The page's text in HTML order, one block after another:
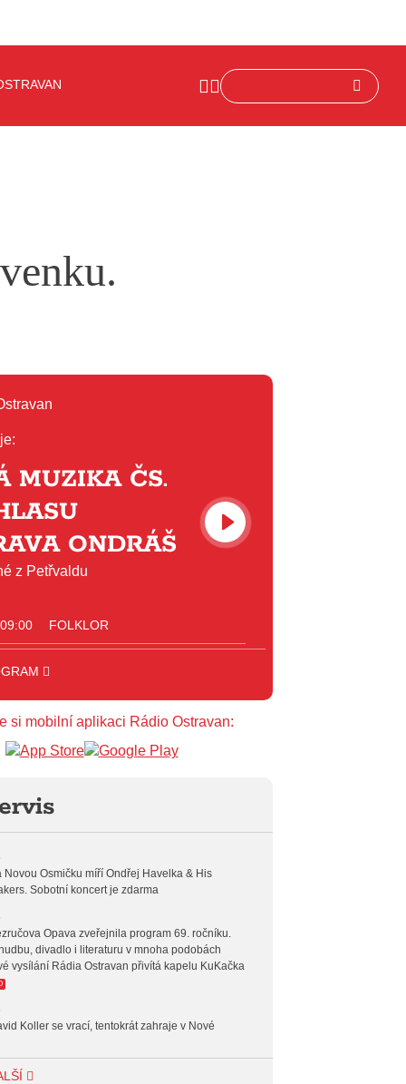
MUZIKA ČS.
ONDRÁŠ
z Petřvaldu
FOLKLOR
HITPARÁDA
HODINA S VĚRKOU
FOLK
POTICHU
si mobilní aplikaci Rádio Ostravan:
Novou Osmičku míří Ondřej Havelka & His
Sobotní koncert je zdarma
Opava zveřejnila program 69. ročníku.
divadlo i literaturu v mnoha podobách
vysílání Rádia Ostravan přivítá kapelu KuKačka
Koller se vrací, tentokrát zahraje v Nové